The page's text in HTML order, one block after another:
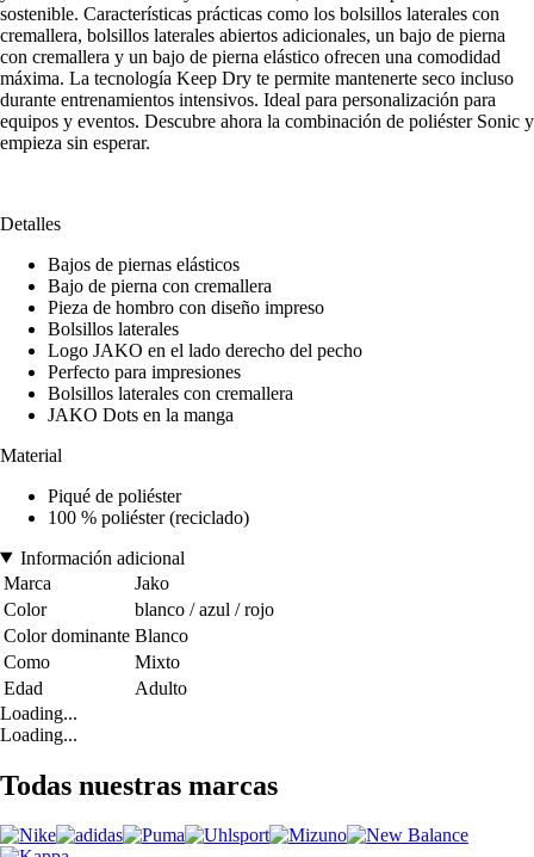
sostenible. Características prácticas como los bolsillos laterales con
cremallera, bolsillos laterales abiertos adicionales, un bajo de pierna
con cremallera y un bajo de pierna elástico ofrecen una comodidad
máxima. La tecnología Keep Dry te permite mantenerte seco incluso
durante entrenamientos intensivos. Ideal para personalización para
equipos y eventos. Descubre ahora la combinación de poliéster Sonic y
empieza sin esperar.
Detalles
Bajos de piernas elásticos
Bajo de pierna con cremallera
Pieza de hombro con diseño impreso
Bolsillos laterales
Logo JAKO en el lado derecho del pecho
Perfecto para impresiones
Bolsillos laterales con cremallera
JAKO Dots en la manga
Material
Piqué de poliéster
100 % poliéster (reciclado)
Información adicional
Marca
Jako
Color
blanco / azul / rojo
Color dominante Blanco
Como
Mixto
Edad
Adulto
Loading...
Loading...
Todas nuestras marcas